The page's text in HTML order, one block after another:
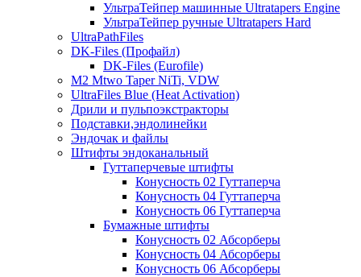
УльтраТейпер машинные Ultratapers Engine
УльтраТейпер ручные Ultratapers Hard
UltraPathFiles
DK-Files (Профайл)
DK-Files (Eurofile)
M2 Mtwo Taper NiTi, VDW
UltraFiles Blue (Heat Activation)
Дрили и пульпоэкстракторы
Подставки,эндолинейки
Эндочак и файлы
Штифты эндоканальный
Гуттаперчевые штифты
Конусность 02 Гуттаперча
Конусность 04 Гуттаперча
Конусность 06 Гуттаперча
Бумажные штифты
Конусность 02 Абсорберы
Конусность 04 Абсорберы
Конусность 06 Абсорберы